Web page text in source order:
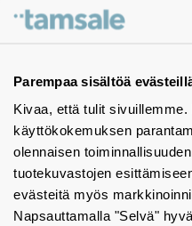
Parempaa sisältöä
Kivaa, että tulit
käyttökokemuksen
olennaisen
tuotekuvastojen
evästeitä myös
Napsauttamalla "Selvä"
Ota yhteyttä - autamme
Tuotekuvastot
Instagram
BIM-objektit
Yhteystiedot
Tiedotteet